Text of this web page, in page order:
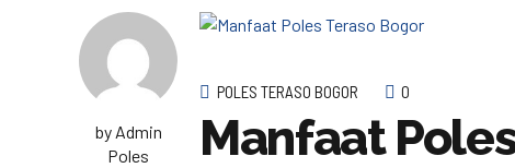
by Admin
Poles
POLES TERASO BOGOR 0
Manfaat